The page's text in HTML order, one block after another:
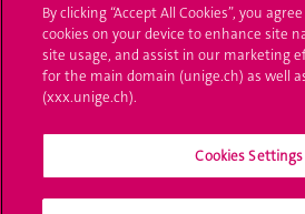
UNIGE Mobile
Médias
Offres d'emploi
Calendrier académique
By clicking “Accept All Cookies”, you
cookies on your device to enhance site
site usage, and assist in our marketing
for the main domain (unige.ch) as well
(xxx.unige.ch).
Cookies Settings